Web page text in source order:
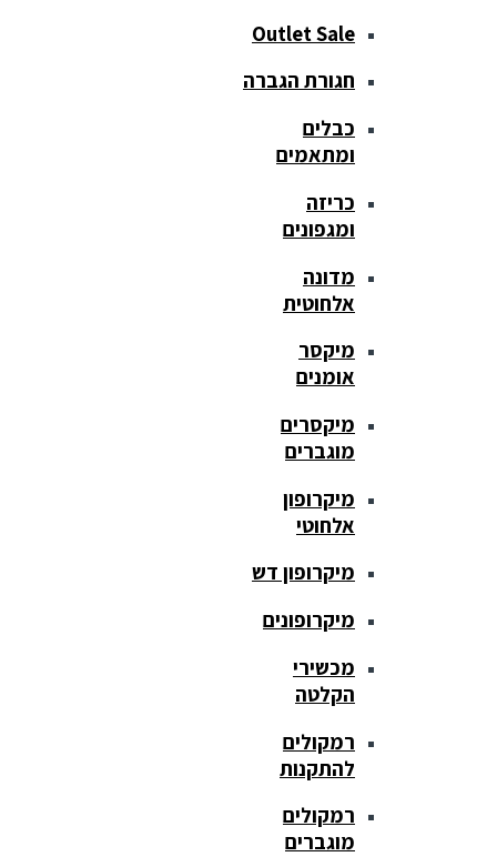
Outlet Sale
חגורת הגברה
כבלים
ומתאמים
כריזה
ומגפונים
מדונה
אלחוטית
מיקסר
אומנים
מיקסרים
מוגברים
מיקרופון
אלחוטי
מיקרופון דש
מיקרופונים
מכשירי
הקלטה
רמקולים
להתקנות
רמקולים
מוגברים